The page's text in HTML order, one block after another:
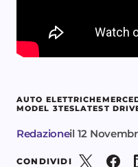
AUTO ELETTRICHE
MODEL 3TESLATEST
Redazioneil 12
CONDIVIDI